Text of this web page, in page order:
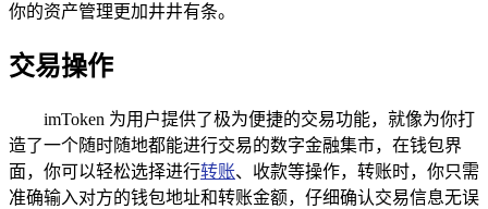
你的资产管理更加井井有条。
交易操作
imToken 为用户提供了极为便捷的交易功能，就像为你打
造了一个随时随地都能进行交易的数字金融集市，在钱包界
面，你可以轻松选择进行转账、收款等操作，转账时，你只需
准确输入对方的钱包地址和转账金额，仔细确认交易信息无误